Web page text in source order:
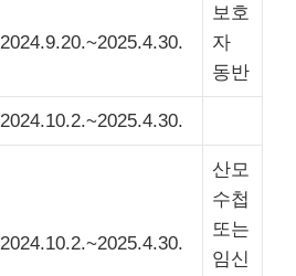
2024.9.20.~2025.4.30.
보호
자
동반
2024.10.2.~2025.4.30.
2024.10.2.~2025.4.30.
산모
수첩
또는
임신